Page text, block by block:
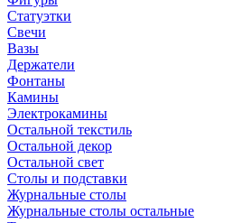
Статуэтки
Свечи
Вазы
Держатели
Фонтаны
Камины
Электрокамины
Остальной текстиль
Остальной декор
Остальной свет
Столы и подставки
Журнальные столы
Журнальные столы остальные